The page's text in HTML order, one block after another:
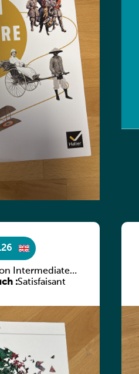
Intermediate
Digital Pack
:Satisfaisant